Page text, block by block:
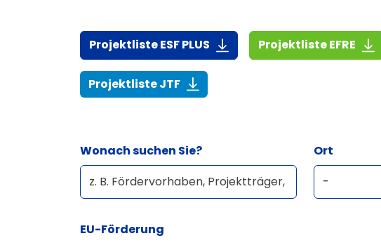
Projektliste ESF PLUS (916,7 KiB)Projektliste EFRE (1,4
Projektliste JTF(268,6 KiB)
Wonach suchen Sie? Ort
EU-Förderung